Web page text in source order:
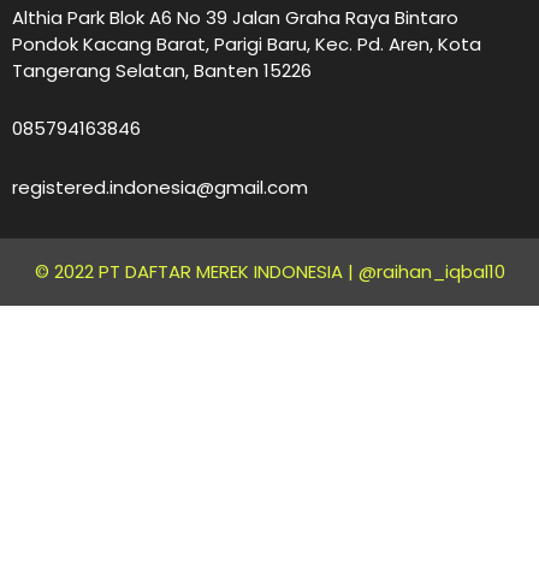
Althia Park Blok A6 No 39 Jalan Graha Raya Bintaro
Pondok Kacang Barat, Parigi Baru, Kec. Pd. Aren, Kota
Tangerang Selatan, Banten 15226
085794163846
registered.indonesia@gmail.com
© 2022 PT DAFTAR MEREK INDONESIA | @raihan_iqbal10